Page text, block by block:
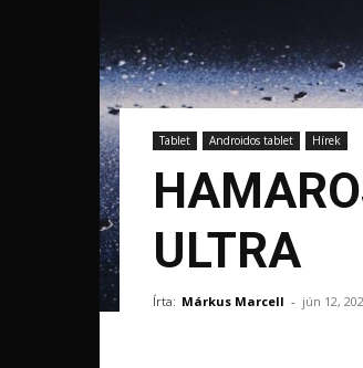
Tablet Androidos tablet Hírek
ULTRA
Írta: Márkus Marcell - jún 12,